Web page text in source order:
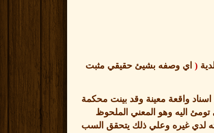
( اي وصفه بشيئ حقيقي مثبت
واقعة معينة وقد بينت محكمة
تومئ اليه وهو المعني الملحوظ
لدي غيره وعلي ذلك يتحقق السب